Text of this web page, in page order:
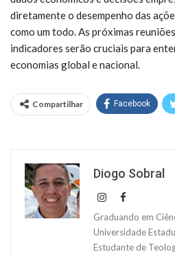
diretamente o desempenho das
como um todo. As próximas
indicadores serão cruciais para
economias global e nacional.
Compartilhar Facebook
Diogo Sobral
Graduando em
Universidade
Estudante de